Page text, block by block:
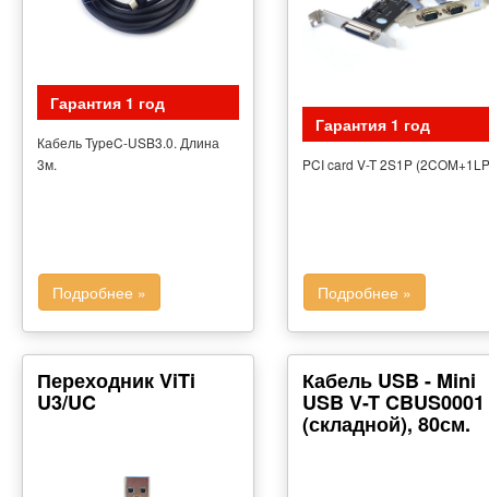
Гарантия 1 год
Кабель TypeC-USB3.0. Длина
3м.
Подробнее »
Гарантия 1 год
PCI card V-T 2S1P
Подробнее »
Переходник ViTi
U3/UC
Кабель USB - Mini
USB V-T CBUS0001
(складной), 80см.